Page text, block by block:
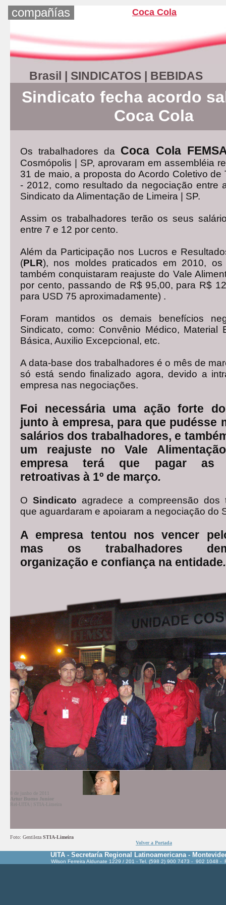
compañías Coca Cola
Brasil | SINDICATOS | BEBIDAS
Sindicato fecha acordo
Coca Cola
Os trabalhadores da Coca Cola
Cosmópolis | SP, aprovaram em assembléia
31 de maio, a proposta do Acordo Coletivo de
- 2012, como resultado da negociação entre
Sindicato da Alimentação de Limeira | SP.
Assim os trabalhadores terão os seus
entre 7 e 12 por cento.
Além da Participação nos Lucros e
(PLR), nos moldes praticados em 2010, os
também conquistaram reajuste do Vale
por cento, passando de R$ 95,00, para R$
para USD 75 aproximadamente) .
Foram mantidos os demais benefícios
Sindicato, como: Convênio Médico, Material
Básica, Auxilio Excepcional, etc.
A data-base dos trabalhadores é o mês de
só está sendo finalizado agora, devido a
empresa nas negociações.
Foi necessária uma ação forte
junto à empresa, para que pudésse
salários dos trabalhadores, e
um reajuste no Vale
empresa terá que pagar as
retroativas à 1º de março.
O Sindicato agradece a compreensão dos
que aguardaram e apoiaram a negociação do
A empresa tentou nos vencer
mas os trabalhadores
organização e confiança na entidade.
8 de junho de 2011
Artur Bueno Junior
Rel-UITA | STIA-Limeira
Foto: Gentileza STIA-Limeira
Volver a Portada
UITA - Secretaría Regional Latinoamericana -
Wilson Ferreira Aldunate 1229 / 201 - Tel. (598 2) 900 7473 - 902 1048 -